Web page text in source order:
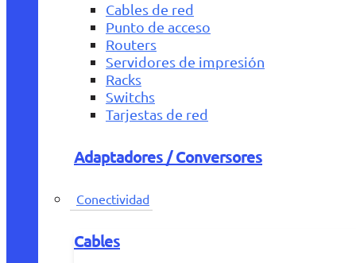
Cables de red
Punto de acceso
Routers
Servidores de impresión
Racks
Switchs
Tarjestas de red
Adaptadores / Conversores
Conectividad
Cables